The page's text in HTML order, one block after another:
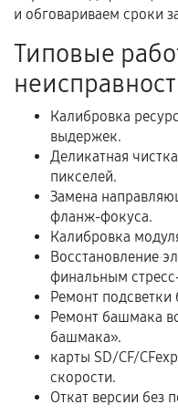
Гарантийный
услуг и сроком
Документы на
и кассовый чек.
Расширенная
В некоторых
расширенной
условия продления
фиксируются в
Когда
Нарушение
и обговариваем сроки
Типовые
Калибровка
выдержек.
Деликатная
пикселей.
Замена
фланж-фокуса.
Калибровка
Восстановление
финальным
Ремонт подсветки
Ремонт башмака
башмака».
карты SD/CF/
скорости.
Откат версии без